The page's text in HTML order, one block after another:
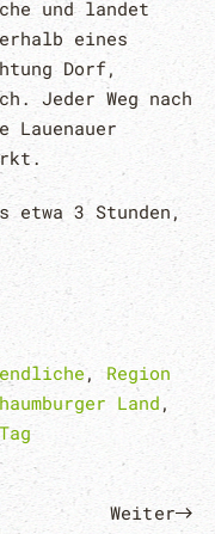
und landet
eines
Dorf,
Jeder Weg nach
etwa 3 Stunden,
, Region
Land ,
Weiter